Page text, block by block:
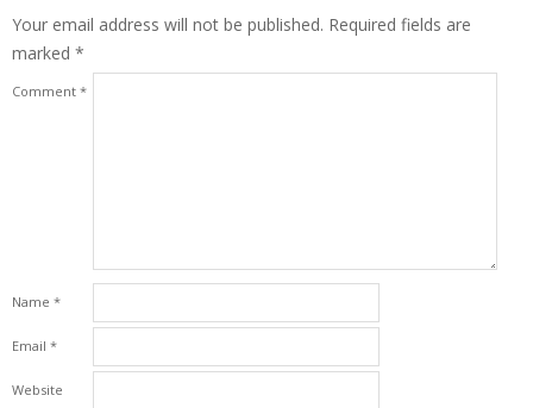
Your email address will not be published. Required fields are
marked *
Comment *
Name *
Email *
Website